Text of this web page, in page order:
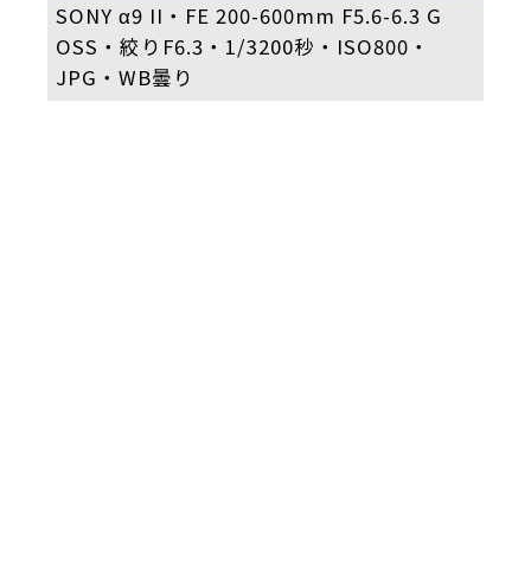
SONY α9 II・FE 200-600mm F5.6-6.3 G
OSS・絞りF6.3・1/3200秒・ISO800・
JPG・WB曇り